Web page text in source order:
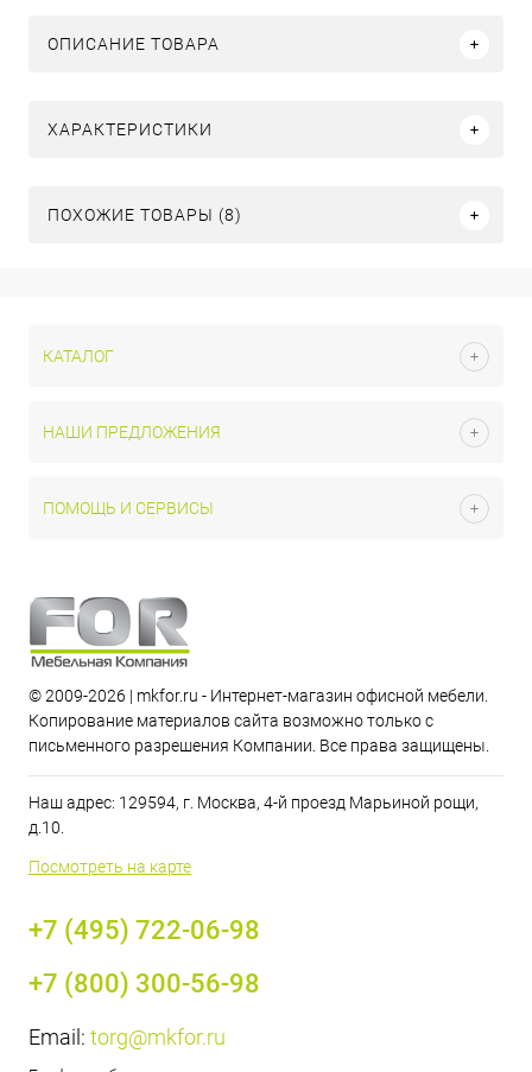
ОПИСАНИЕ ТОВАРА
ХАРАКТЕРИСТИКИ
ПОХОЖИЕ ТОВАРЫ (8)
КАТАЛОГ
НАШИ ПРЕДЛОЖЕНИЯ
ПОМОЩЬ И СЕРВИСЫ
© 2009-2026 | mkfor.ru - Интернет-магазин офисной мебели.
Копирование материалов сайта возможно только с
письменного разрешения Компании. Все права защищены.
Наш адрес: 129594, г. Москва, 4-й проезд Марьиной рощи,
д.10.
Посмотреть на карте
+7 (495) 722-06-98
+7 (800) 300-56-98
Email: torg@mkfor.ru